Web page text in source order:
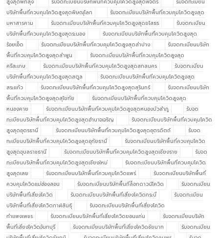
สูงสุดพัทลุง รับจดทะเบียนบริษัทพื้นที่ควบคุมโควิดสูงสุดพิจิตร
รับจดทะเบียน
บริษัทพื้นที่ควบคุมโควิดสูงสุดพิษณุโลก
รับจดทะเบียนบริษัทพื้นที่ควบคุมโควิดสูงสุด
มหาสารคาม
รับจดทะเบียนบริษัทพื้นที่ควบคุมโควิดสูงสุดยโสธร
รับจดทะเบียน
บริษัทพื้นที่ควบคุมโควิดสูงสุดระนอง
รับจดทะเบียนบริษัทพื้นที่ควบคุมโควิดสูงสุด
ร้อยเอ็ด
รับจดทะเบียนบริษัทพื้นที่ควบคุมโควิดสูงสุดลำปาง
รับจดทะเบียนบริษัท
พื้นที่ควบคุมโควิดสูงสุดลำพูน
รับจดทะเบียนบริษัทพื้นที่ควบคุมโควิดสูงสุด
ศรีสะเกษ
รับจดทะเบียนบริษัทพื้นที่ควบคุมโควิดสูงสุดสกลนคร
รับจดทะเบียน
บริษัทพื้นที่ควบคุมโควิดสูงสุดสตูล
รับจดทะเบียนบริษัทพื้นที่ควบคุมโควิดสูงสุด
สระแก้ว
รับจดทะเบียนบริษัทพื้นที่ควบคุมโควิดสูงสุดสุรินทร์
รับจดทะเบียนบริษัท
พื้นที่ควบคุมโควิดสูงสุดสุโขทัย
รับจดทะเบียนบริษัทพื้นที่ควบคุมโควิดสูงสุด
หนองคาย
รับจดทะเบียนบริษัทพื้นที่ควบคุมโควิดสูงสุดหนองบัวลำภู
รับจด
ทะเบียนบริษัทพื้นที่ควบคุมโควิดสูงสุดอำนาจเจริญ
รับจดทะเบียนบริษัทพื้นที่ควบคุมโควิด
สูงสุดอุดรธานี
รับจดทะเบียนบริษัทพื้นที่ควบคุมโควิดสูงสุดอุตรดิตถ์
รับจด
ทะเบียนบริษัทพื้นที่ควบคุมโควิดสูงสุดอุทัยธานี
รับจดทะเบียนบริษัทพื้นที่ควบคุมโควิด
สูงสุดอุบลราชธานี
รับจดทะเบียนบริษัทพื้นที่ควบคุมโควิดสูงสุดเชียงราย
รับจด
ทะเบียนบริษัทพื้นที่ควบคุมโควิดสูงสุดเชียงใหม่
รับจดทะเบียนบริษัทพื้นที่ควบคุมโควิด
สูงสุดเลย
รับจดทะเบียนบริษัทพื้นที่ควบคุมโควิดแพร่
รับจดทะเบียนบริษัทพื้นที่
ควบคุมโควิดแม่ฮ่องสอน
รับจดทะเบียนบริษัทพื้นที่ล็อกดาวน์โควิด
รับจดทะเบียน
บริษัทพื้นที่เสี่ยงโควิด
รับจดทะเบียนบริษัทพื้นที่เสี่ยงโควิดกระบี่
รับจดทะเบียน
บริษัทพื้นที่เสี่ยงโควิดกาฬสินธุ์
รับจดทะเบียนบริษัทพื้นที่เสี่ยงโควิด
กำแพงเพชร
รับจดทะเบียนบริษัทพื้นที่เสี่ยงโควิดขอนแก่น
รับจดทะเบียนบริษัท
พื้นที่เสี่ยงโควิดจันทบุรี
รับจดทะเบียนบริษัทพื้นที่เสี่ยงโควิดชัยนาท
รับจดทะเบียน